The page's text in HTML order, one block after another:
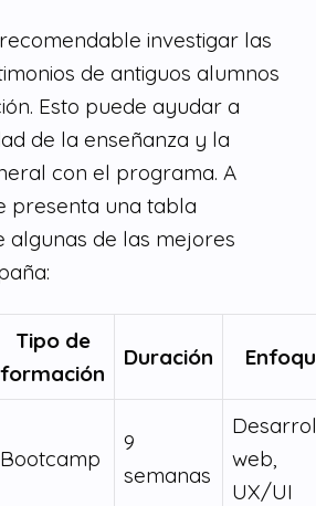
investigar las
de antiguos alumnos
Esto puede ayudar a
de la enseñanza y la
con el programa. A
presenta una tabla
algunas de las mejores
Tipo de
formación
Duración
Bootcamp
9
semanas
web,
UX/UI